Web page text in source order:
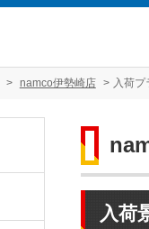
namco伊勢崎店 入荷プ
入荷